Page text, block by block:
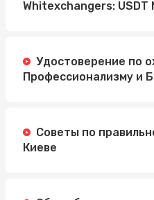
Whitexchangers: USDT
Удостоверение по
Профессионализму и
Советы по
Киеве